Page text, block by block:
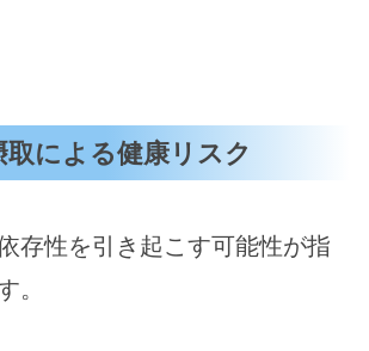
取による健康リスク
存性を引き起こす可能性が指
。